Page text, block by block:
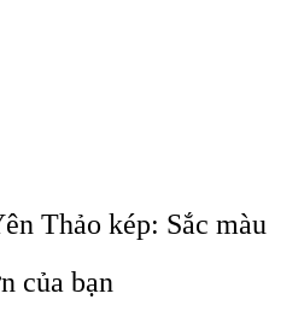
Thảo kép: Sắc màu
của bạn